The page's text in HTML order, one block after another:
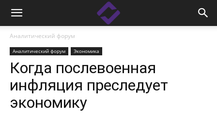
Аналитический форум
Аналитический форум Экономика
Когда послевоенная
инфляция преследует
экономику